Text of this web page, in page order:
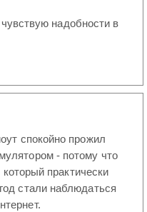
надобности в
спокойно прожил
- потому что
который практически
стали наблюдаться